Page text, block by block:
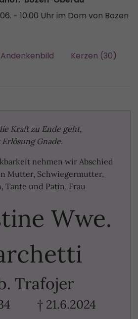
- 10:00 Uhr im Dom von Bozen
Andenkenbild
Kerzen (30)
Kraft zu Ende geht,
Erlösung Gnade.
nehmen wir Abschied
Mutter, Schwiegermutter,
Tante und Patin, Frau
Wwe.
Trafojer
† 21.6.2024